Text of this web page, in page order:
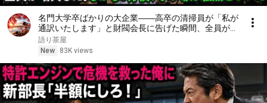
名門大学卒ばかりの大企業――高卒の清掃員が「私が
通訳いたします」と財閥会長に告げた瞬間、全員が嘲
笑した。しかし5分後、その場は静まり返った。#動
エピソード#老後の物語 #家族の物語
語り茶屋
New
83K views